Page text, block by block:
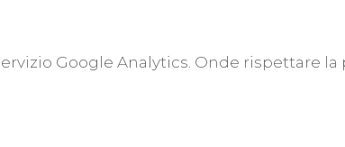
Google Analytics. Onde rispettare